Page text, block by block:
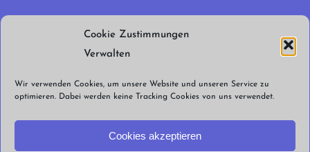
Cookie Zustimmungen
Verwalten
Wir verwenden Cookies, um unsere Website und unseren Service zu
optimieren. Dabei werden keine Tracking Cookies von uns verwendet.
Cookies akzeptieren
euren Support!
Jetzt spenden!